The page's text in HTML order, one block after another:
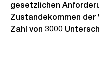
gesetzlichen
Zustandekommen
Zahl von 3000